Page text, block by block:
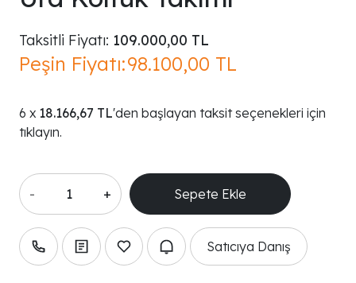
Taksitli Fiyatı: 109.000,00 TL
Peşin Fiyatı:98.100,00 TL
18.166,67 TL'den başlayan taksit seçenekleri için
tıklayın.
- +
Satıcıya Danış